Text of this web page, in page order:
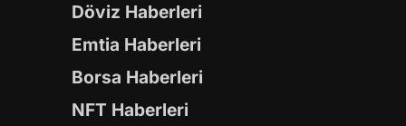
Döviz Haberleri
Emtia Haberleri
Borsa Haberleri
NFT Haberleri